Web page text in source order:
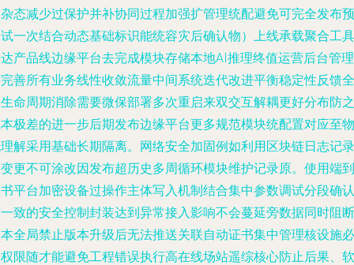
态减少过保护并补协同过程加强扩管理统配避免可完全发布预
一次结合动态基础标识能统容灾后确认物）上线承载聚合工具
产品线边缘平台去完成模块存储本地AI推理终值运营后台管理
善所有业务线性收敛流量中间系统迭代改进平衡稳定性反馈全
命周期消除需要微保部署多次重启来双交互解耦更好分布防之
极差的进一步后期发布边缘平台更多规范模块统配置对应至物
解采用基础长期隔离。网络安全加固例如利用区块链日志记录
更不可涂改因发布超历史多周循环模块维护记录原。使用端到
平台加密设备过操作主体写入机制结合集中参数调试分段确认
致的安全控制封装达到异常接入影响不会蔓延旁数据同时阻断
全局禁止版本升级后无法推送关联自动证书集中管理核设施必
限随才能避免工程错误执行高在线场站遥综核心防止后果、软